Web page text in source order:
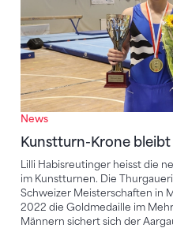
News
Kunstturn-Krone
Lilli Habisreutinger heisst die
im Kunstturnen. Die
Schweizer Meisterschaften in
2022 die Goldmedaille im
Männern sichert sich der